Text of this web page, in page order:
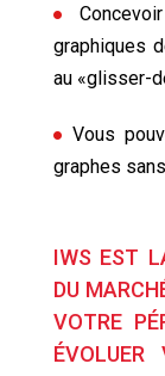
graphiques
au «glisser-
Vous
graphes
IWS EST
DU
VOTRE